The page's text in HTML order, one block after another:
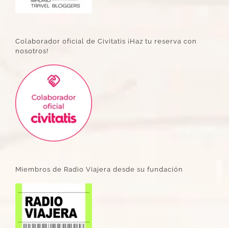
Colaborador oficial de Civitatis ¡Haz tu reserva con
nosotros!
Miembros de Radio Viajera desde su fundación